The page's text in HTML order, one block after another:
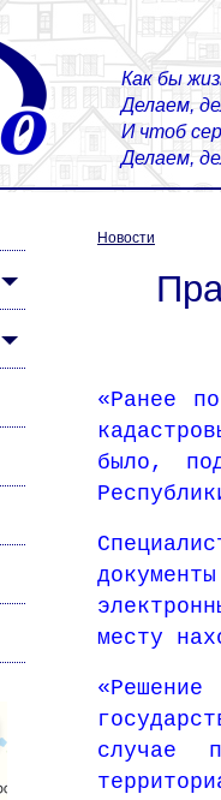
Как бы
Делаем,
И чтоб
Делаем,
Новости
«Ранее
было,
месту
случае